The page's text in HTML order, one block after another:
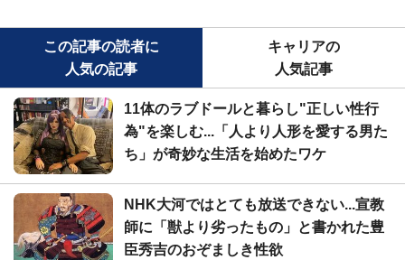
この記事の読者に
人気の記事
キャリアの
人気記事
11体のラブドールと暮らし"正しい性行
為"を楽しむ...「人より人形を愛する男た
ち」が奇妙な生活を始めたワケ
NHK大河ではとても放送できない...宣教
師に「獣より劣ったもの」と書かれた豊
臣秀吉のおぞましき性欲